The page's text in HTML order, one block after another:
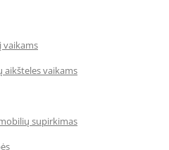
vaikams
aikšteles vaikams
supirkimas